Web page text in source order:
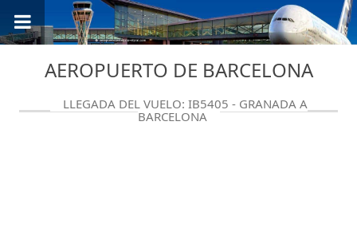
AEROPUERTO DE BARCELONA
LLEGADA DEL VUELO: IB5405 - GRANADA A
BARCELONA